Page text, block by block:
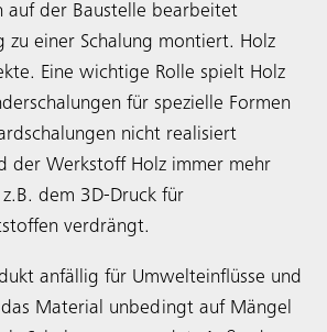
auf der Baustelle bearbeitet
einer Schalung montiert. Holz
Eine wichtige Rolle spielt Holz
für spezielle Formen
nicht realisiert
der Werkstoff Holz immer mehr
dem 3D-Druck für
verdrängt.
anfällig für Umwelteinflüsse und
Material unbedingt auf Mängel